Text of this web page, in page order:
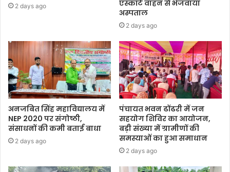
2 days ago
एस्कॉर्ट वाहन से भेजवाया
अस्पताल
2 days ago
अनजबित सिंह महाविद्यालय में
NEP 2020 पर संगोष्ठी,
संसाधनों की कमी बताई बाधा
2 days ago
पंचायत भवन ढोंढरी में जन
सहयोग शिविर का आयोजन,
बड़ी संख्या में ग्रामीणों की
समस्याओं का हुआ समाधान
2 days ago